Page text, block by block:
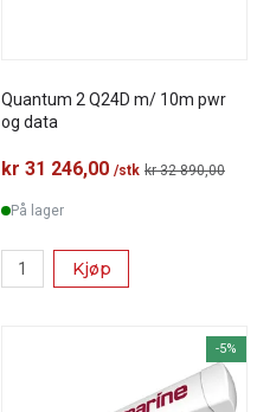
Quantum 2 Q24D m/ 10m pwr
og data
kr 31 246,00 /stk kr 32 890,00
På lager
Kjøp
-5%